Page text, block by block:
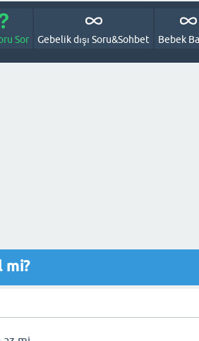
Sor Gebelik dışı Soru&Sohbet Bebek
mi?